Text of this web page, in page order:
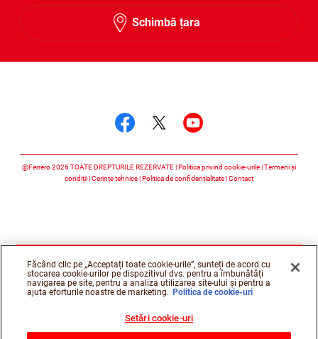
Schimbă țara
@Ferrero 2026 TOATE DREPTURILE REZERVATE Politica privind cookie-urile Termeni și
condiții Cerințe tehnice Politica de confidențialitate Contact
Făcând clic pe „Acceptați toate cookie-urile”, sunteți de acord cu
stocarea cookie-urilor pe dispozitivul dvs. pentru a îmbunătăți
navigarea pe site, pentru a analiza utilizarea site-ului și pentru a
ajuta eforturile noastre de marketing. Politica de cookie-uri
Setări cookie-uri